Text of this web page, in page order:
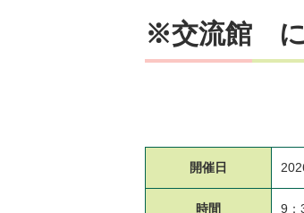
※交流館 に
開催日
時間 9：